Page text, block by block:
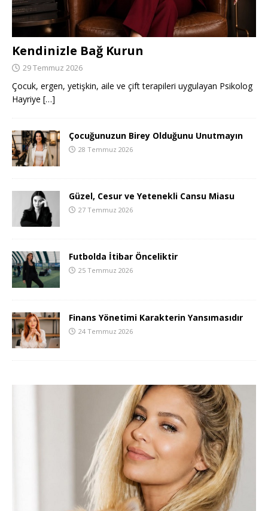
Kendinizle Bağ Kurun
29 Temmuz 2026
Çocuk, ergen, yetişkin, aile ve çift terapileri uygulayan Psikolog
Hayriye […]
Çocuğunuzun Birey Olduğunu Unutmayın
28 Temmuz 2026
Güzel, Cesur ve Yetenekli Cansu Miasu
27 Temmuz 2026
Futbolda İtibar Önceliktir
25 Temmuz 2026
Finans Yönetimi Karakterin Yansımasıdır
24 Temmuz 2026